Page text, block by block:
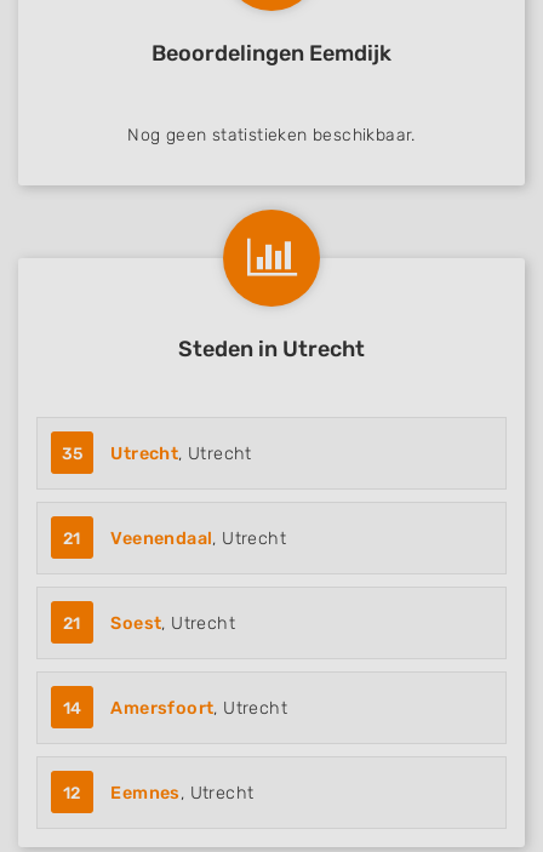
Beoordelingen Eemdijk
Nog geen statistieken beschikbaar.
Steden in Utrecht
35 Utrecht, Utrecht
21 Veenendaal, Utrecht
21 Soest, Utrecht
14 Amersfoort, Utrecht
12 Eemnes, Utrecht